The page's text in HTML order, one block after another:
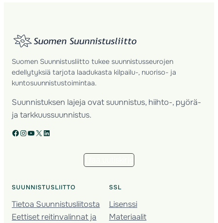
Suomen Suunnistusliitto tukee suunnistusseurojen
edellytyksiä tarjota laadukasta kilpailu-, nuoriso- ja
kuntosuunnistustoimintaa.
Suunnistuksen lajeja ovat suunnistus, hiihto-, pyörä-
ja tarkkuussuunnistus.
Facebook Instagram YouTube X LinkedIn
SUUNNISTUSLIITTO
Tietoa Suunnistusliitosta
Eettiset reitinvalinnat ja
SSL
Lisenssi
Materiaalit